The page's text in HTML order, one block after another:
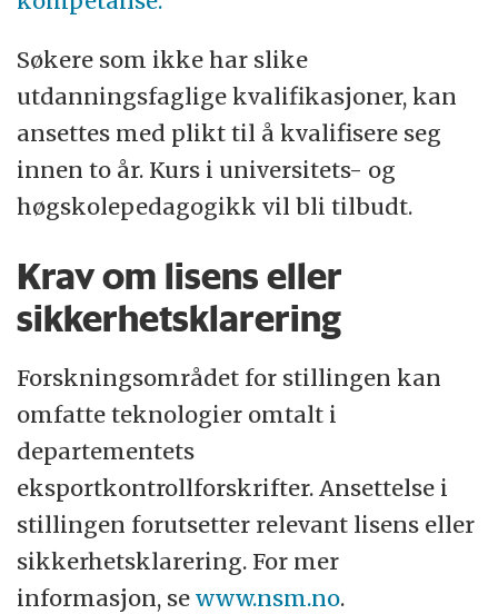
Søkere som ikke har slike
utdanningsfaglige kvalifikasjoner, kan
ansettes med plikt til å kvalifisere seg
innen to år. Kurs i universitets- og
høgskolepedagogikk vil bli tilbudt.
Krav om lisens eller
sikkerhetsklarering
Forskningsområdet for stillingen kan
omfatte teknologier omtalt i
departementets
eksportkontrollforskrifter. Ansettelse i
stillingen forutsetter relevant lisens eller
sikkerhetsklarering. For mer
informasjon, sewww.nsm.no.